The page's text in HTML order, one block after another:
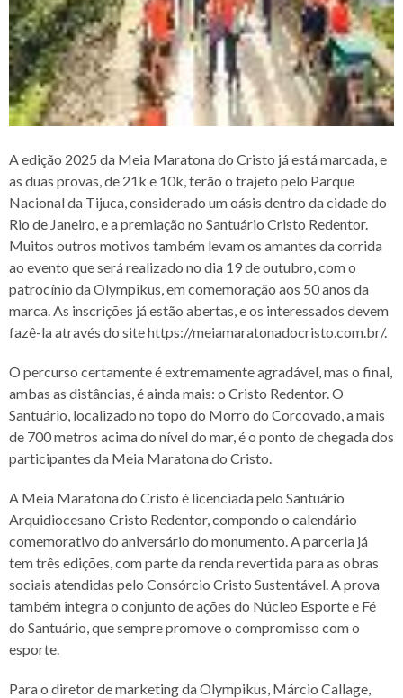
A edição 2025 da Meia Maratona do Cristo já está marcada, e
as duas provas, de 21k e 10k, terão o trajeto pelo Parque
Nacional da Tijuca, considerado um oásis dentro da cidade do
Rio de Janeiro, e a premiação no Santuário Cristo Redentor.
Muitos outros motivos também levam os amantes da corrida
ao evento que será realizado no dia 19 de outubro, com o
patrocínio da Olympikus, em comemoração aos 50 anos da
marca. As inscrições já estão abertas, e os interessados devem
fazê-la através do site https://meiamaratonadocristo.com.br/.
O percurso certamente é extremamente agradável, mas o final,
ambas as distâncias, é ainda mais: o Cristo Redentor. O
Santuário, localizado no topo do Morro do Corcovado, a mais
de 700 metros acima do nível do mar, é o ponto de chegada dos
participantes da Meia Maratona do Cristo.
A Meia Maratona do Cristo é licenciada pelo Santuário
Arquidiocesano Cristo Redentor, compondo o calendário
comemorativo do aniversário do monumento. A parceria já
tem três edições, com parte da renda revertida para as obras
sociais atendidas pelo Consórcio Cristo Sustentável. A prova
também integra o conjunto de ações do Núcleo Esporte e Fé
do Santuário, que sempre promove o compromisso com o
esporte.
Para o diretor de marketing da Olympikus, Márcio Callage,